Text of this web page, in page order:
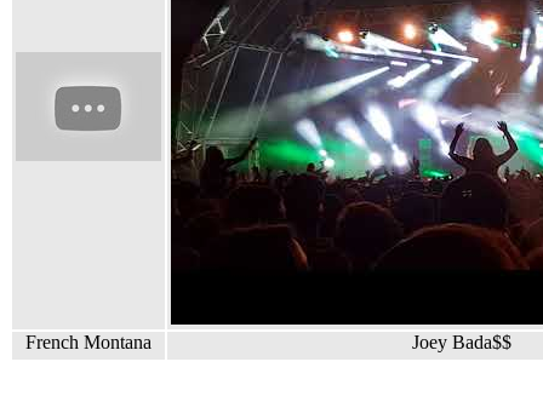
French Montana Joey Bada$$